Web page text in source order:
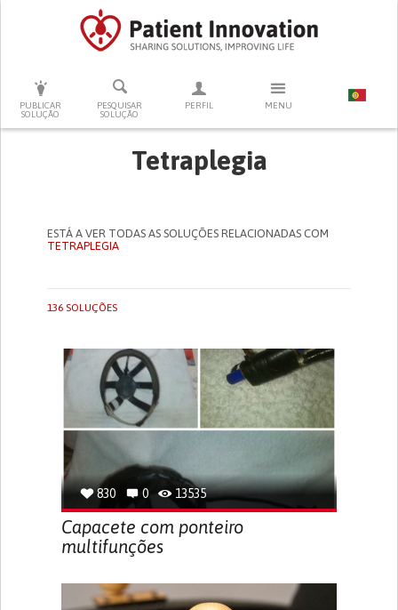
PUBLICAR
SOLUÇÃO
PESQUISAR
SOLUÇÃO
PERFIL MENU
PRESSIONE ENTER PARA PESQUISAR
Tetraplegia
ESTÁ A VER TODAS AS SOLUÇÕES RELACIONADAS COM
TETRAPLEGIA
136 SOLUÇÕES
830 0 13535
Capacete com ponteiro
multifunções